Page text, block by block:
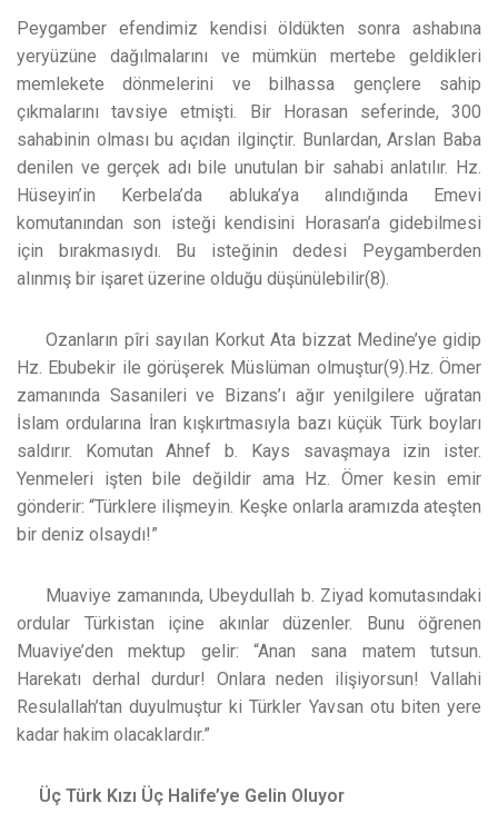
Peygamber efendimiz kendisi öldükten sonra ashabına
yeryüzüne dağılmalarını ve mümkün mertebe geldikleri
memlekete dönmelerini ve bilhassa gençlere sahip
çıkmalarını tavsiye etmişti. Bir Horasan seferinde, 300
sahabinin olması bu açıdan ilginçtir. Bunlardan, Arslan Baba
denilen ve gerçek adı bile unutulan bir sahabi anlatılır. Hz.
Hüseyin’in Kerbela’da abluka’ya alındığında Emevi
komutanından son isteği kendisini Horasan’a gidebilmesi
için bırakmasıydı. Bu isteğinin dedesi Peygamberden
alınmış bir işaret üzerine olduğu düşünülebilir(8).
Ozanların pîri sayılan Korkut Ata bizzat Medine’ye gidip
Hz. Ebubekir ile görüşerek Müslüman olmuştur(9).Hz. Ömer
zamanında Sasanileri ve Bizans’ı ağır yenilgilere uğratan
İslam ordularına İran kışkırtmasıyla bazı küçük Türk boyları
saldırır. Komutan Ahnef b. Kays savaşmaya izin ister.
Yenmeleri işten bile değildir ama Hz. Ömer kesin emir
gönderir: “Türklere ilişmeyin. Keşke onlarla aramızda ateşten
bir deniz olsaydı!”
Muaviye zamanında, Ubeydullah b. Ziyad komutasındaki
ordular Türkistan içine akınlar düzenler. Bunu öğrenen
Muaviye’den mektup gelir: “Anan sana matem tutsun.
Harekatı derhal durdur! Onlara neden ilişiyorsun! Vallahi
Resulallah’tan duyulmuştur ki Türkler Yavsan otu biten yere
kadar hakim olacaklardır.”
Üç Türk Kızı Üç Halife’ye Gelin Oluyor